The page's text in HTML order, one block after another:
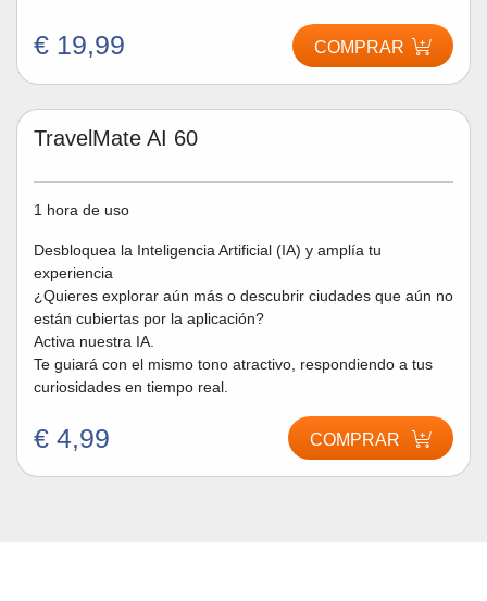
€ 19,99 COMPRAR
TravelMate AI 60
1 hora de uso
Desbloquea la Inteligencia Artificial (IA) y amplía tu
experiencia
¿Quieres explorar aún más o descubrir ciudades que aún no
están cubiertas por la aplicación?
Activa nuestra IA.
Te guiará con el mismo tono atractivo, respondiendo a tus
curiosidades en tiempo real.
€ 4,99 COMPRAR